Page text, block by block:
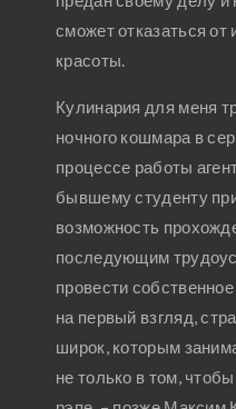
сможет отказаться от
красоты.
Кулинария для меня
ночного кошмара в
процессе работы
бывшему студенту
возможность
последующим
провести
на первый взгляд,
широк, которым
не только в том,